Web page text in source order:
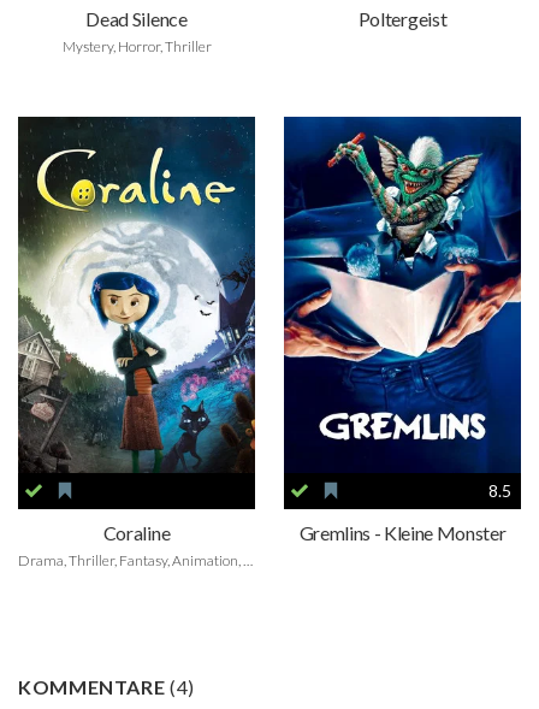
Dead Silence
Mystery, Horror, Thriller
Poltergeist
Coraline
8.5
Gremlins - Kleine Monster
KOMMENTARE(4)